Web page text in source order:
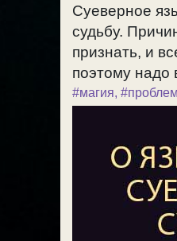
Суеверное
судьбу.
признать, и
поэтому надо
#магия,